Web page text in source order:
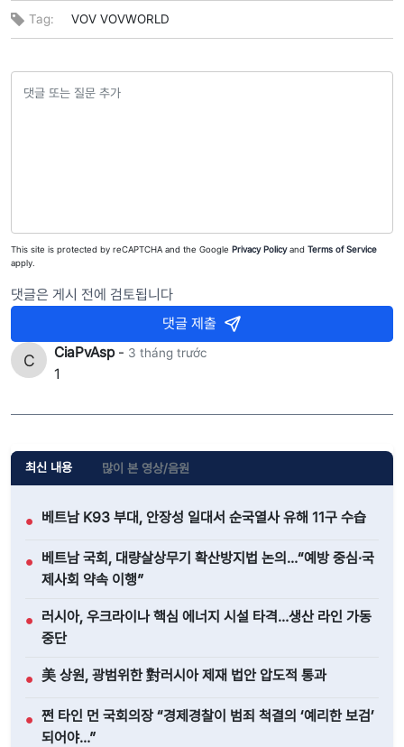
Tag: VOV VOVWORLD
This site is protected by reCAPTCHA and the Google Privacy Policyand Terms of Service
apply.
댓글은 게시 전에 검토됩니다
댓글 제출
CiaPvAsp- 3 tháng trước
1
최신 내용 많이 본 영상/음원
● 베트남 K93 부대, 안장성 일대서 순국열사 유해 11구 수습
● 베트남 국회, 대량살상무기 확산방지법 논의…“예방 중심·국
제사회 약속 이행”
● 러시아, 우크라이나 핵심 에너지 시설 타격…생산 라인 가동
중단
● 美 상원, 광범위한 對러시아 제재 법안 압도적 통과
● 쩐 타인 먼 국회의장 “경제경찰이 범죄 척결의 ‘예리한 보검’
되어야…”